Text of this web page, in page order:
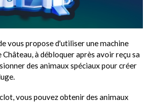
vous propose d'utiliser une machine
Château, à débloquer après avoir reçu sa
des animaux spéciaux pour créer
vous pouvez obtenir des animaux